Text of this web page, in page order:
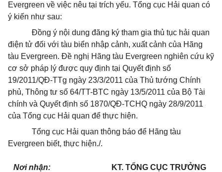
Evergreen về việc nêu tại trích yếu. Tổng cục Hải quan có
ý kiến như sau:
Đồng ý nội dung đăng ký tham gia thủ tục hải quan
điện tử đối với tàu biển nhập cảnh, xuất cảnh của Hãng
tàu Evergreen. Đề nghị Hãng tàu Evergreen nghiên cứu kỹ
cơ sở pháp lý được quy định tại Quyết định số
19/2011/QĐ-TTg ngày 23/3/2011 của Thủ tướng Chính
phủ, Thông tư số 64/TT-BTC ngày 13/5/2011 của Bộ Tài
chính và Quyết định số 1870/QĐ-TCHQ ngày 28/9/2011
của Tổng cục Hải quan để thực hiện.
Tổng cục Hải quan thông báo để Hãng tàu
Evergreen biết, thực hiện./.
Nơi nhận:
KT. TỔNG CỤC TRƯỞNG